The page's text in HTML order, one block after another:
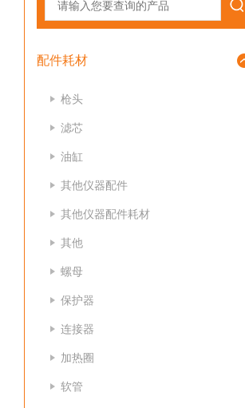
配件耗材
枪头
滤芯
油缸
其他仪器配件
其他仪器配件耗材
其他
螺母
保护器
连接器
加热圈
软管